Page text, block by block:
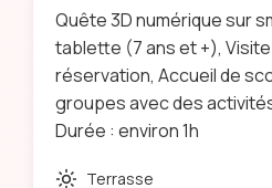
Quête 3D numérique sur
tablette (7 ans et +),
réservation, Accueil de
groupes avec des
Durée : environ 1h
Terrasse